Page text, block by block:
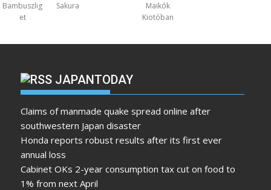
Bambuszlig
et
Sakura
Maikók
Kiotóban
JAPANTODAY
Claims of manmade quake spread online after
southwestern Japan disaster
Honda reports robust results after its first ever
annual loss
Cabinet OKs 2-year consumption tax cut on food to
1% from next April